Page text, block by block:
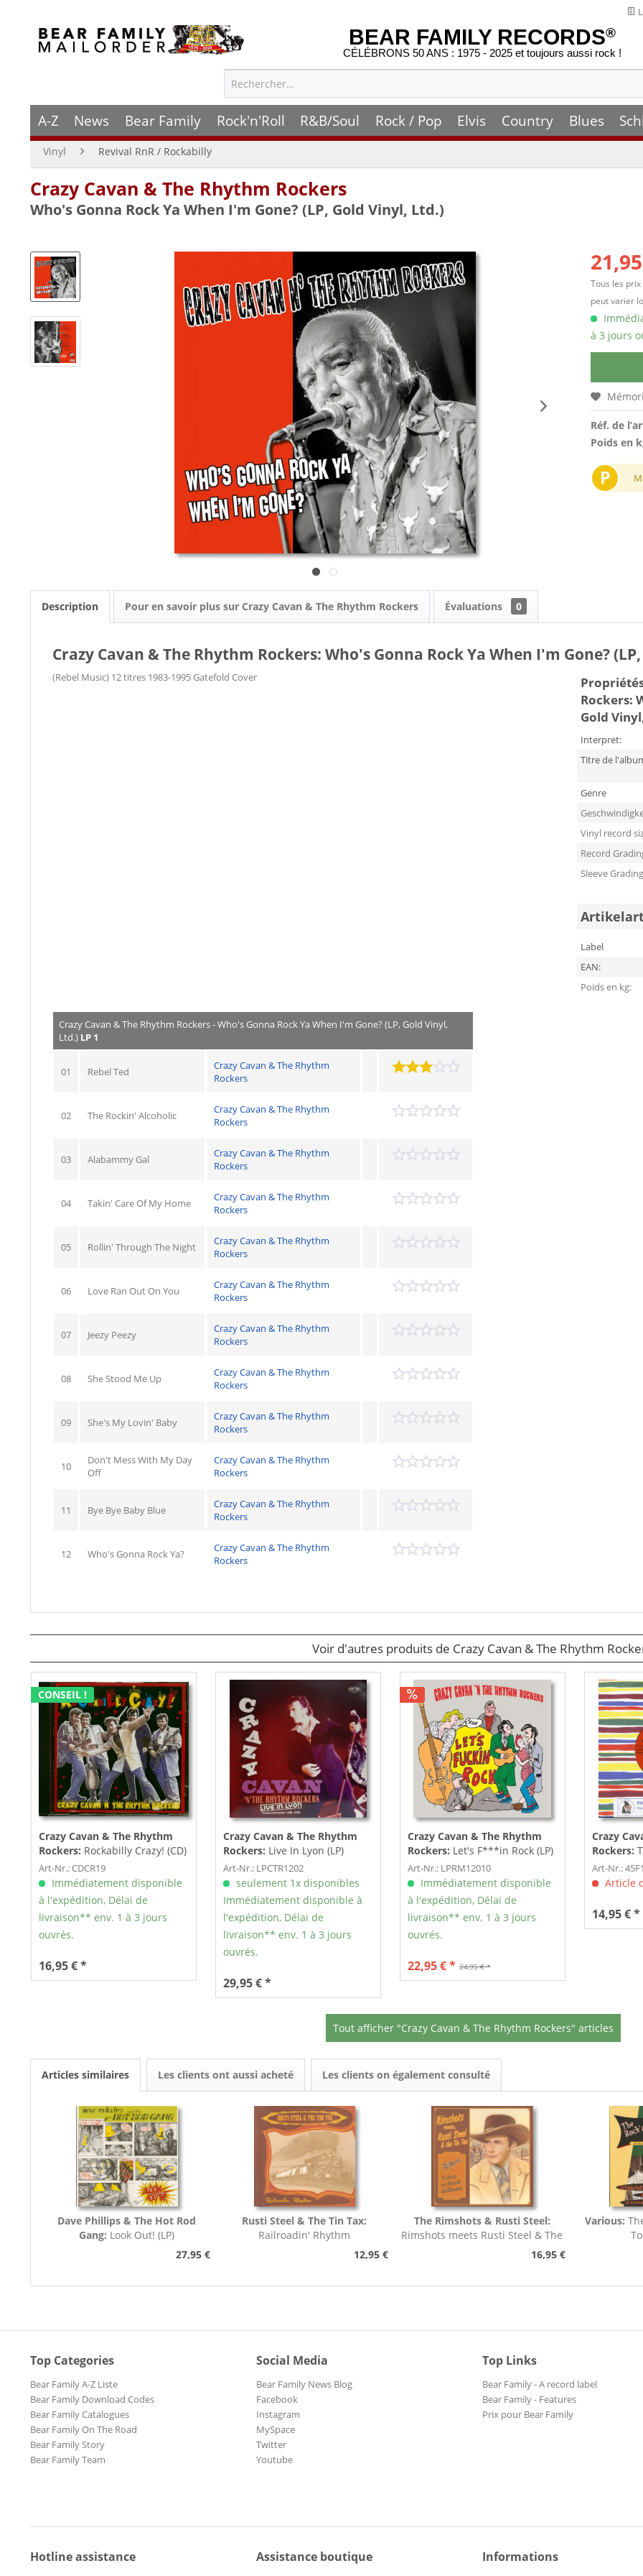
BEAR FAMILY RECORDS®
CÉLÉBRONS 50 ANS : 1975 - 2025 et toujours aussi rock !
A-Z News Bear Family Rock'n'Roll R&B/Soul Rock / Pop Elvis Country Blues
Vinyl Revival RnR / Rockabilly
Crazy Cavan & The Rhythm Rockers
Who's Gonna Rock Ya When I'm Gone? (LP, Gold Vinyl, Ltd.)
Tous les
peut varier
à 3 jours
Réf. de
Poids en
P
Description Pour en savoir plus sur Crazy Cavan & The Rhythm Rockers Évaluations 0
Crazy Cavan & The Rhythm Rockers: Who's Gonna Rock Ya When I'm Gone?
(Rebel Music) 12 titres 1983-1995 Gatefold Cover
Rockers:
Gold
Interpret:
Titre de
Genre
Vinyl record
Record
Sleeve Grading
Label
EAN:
Poids en kg:
Crazy Cavan & The Rhythm Rockers - Who's Gonna Rock Ya When I'm Gone? (LP, Gold Vinyl,
Ltd.) LP 1
01 Rebel Ted
Crazy Cavan & The Rhythm
Rockers
02 The Rockin' Alcoholic
Crazy Cavan & The Rhythm
Rockers
03 Alabammy Gal
Crazy Cavan & The Rhythm
Rockers
04 Takin' Care Of My Home
Crazy Cavan & The Rhythm
Rockers
05 Rollin' Through The Night
Crazy Cavan & The Rhythm
Rockers
06 Love Ran Out On You
Crazy Cavan & The Rhythm
Rockers
07 Jeezy Peezy
Crazy Cavan & The Rhythm
Rockers
08 She Stood Me Up
Crazy Cavan & The Rhythm
Rockers
09 She's My Lovin' Baby
Crazy Cavan & The Rhythm
Rockers
10
Don't Mess With My Day
Off
Crazy Cavan & The Rhythm
Rockers
11 Bye Bye Baby Blue
Crazy Cavan & The Rhythm
Rockers
12 Who's Gonna Rock Ya?
Crazy Cavan & The Rhythm
Rockers
Voir d'autres produits de Crazy Cavan & The Rhythm
CONSEIL !
Crazy Cavan & The Rhythm
Rockers: Rockabilly Crazy! (CD)
Art-Nr.: CDCR19
Immédiatement disponible
à l'expédition, Délai de
livraison** env. 1 à 3 jours
ouvrés.
16,95 € *
Crazy Cavan & The Rhythm
Rockers: Live In Lyon (LP)
Art-Nr.: LPCTR1202
seulement 1x disponibles
Immédiatement disponible à
l'expédition, Délai de
livraison** env. 1 à 3 jours
ouvrés.
29,95 € *
Crazy Cavan & The Rhythm
Rockers: Let's F***in Rock (LP)
Art-Nr.: LPRM12010
Immédiatement disponible
à l'expédition, Délai de
livraison** env. 1 à 3 jours
ouvrés.
24,95 € *
22,95 € *
Crazy
Rockers:
Teddy Boy
Art-Nr.:
Article
14,95 € *
Tout afficher "Crazy Cavan & The Rhythm Rockers" articles
Articles similaires Les clients ont aussi acheté Les clients on également consulté
Dave Phillips & The Hot Rod
Gang: Look Out! (LP)
27,95 €
Rusti Steel & The Tin Tax:
Railroadin' Rhythm
12,95 €
The Rimshots & Rusti Steel:
Rimshots meets Rusti Steel & The
16,95 €
Various:
Top Categories
Bear Family A-Z Liste
Bear Family Download Codes
Bear Family Catalogues
Bear Family On The Road
Bear Family Story
Bear Family Team
Social Media
Bear Family News Blog
Facebook
Instagram
MySpace
Twitter
Youtube
Top Links
Bear Family - A record label
Bear Family - Features
Prix pour Bear Family
Hotline assistance Assistance boutique Informations